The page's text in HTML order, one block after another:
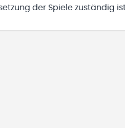
der Spiele zuständig